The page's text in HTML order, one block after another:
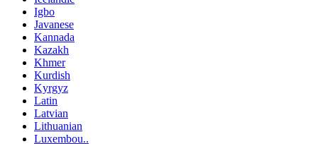
Igbo
Javanese
Kannada
Kazakh
Khmer
Kurdish
Kyrgyz
Latin
Latvian
Lithuanian
Luxembou..